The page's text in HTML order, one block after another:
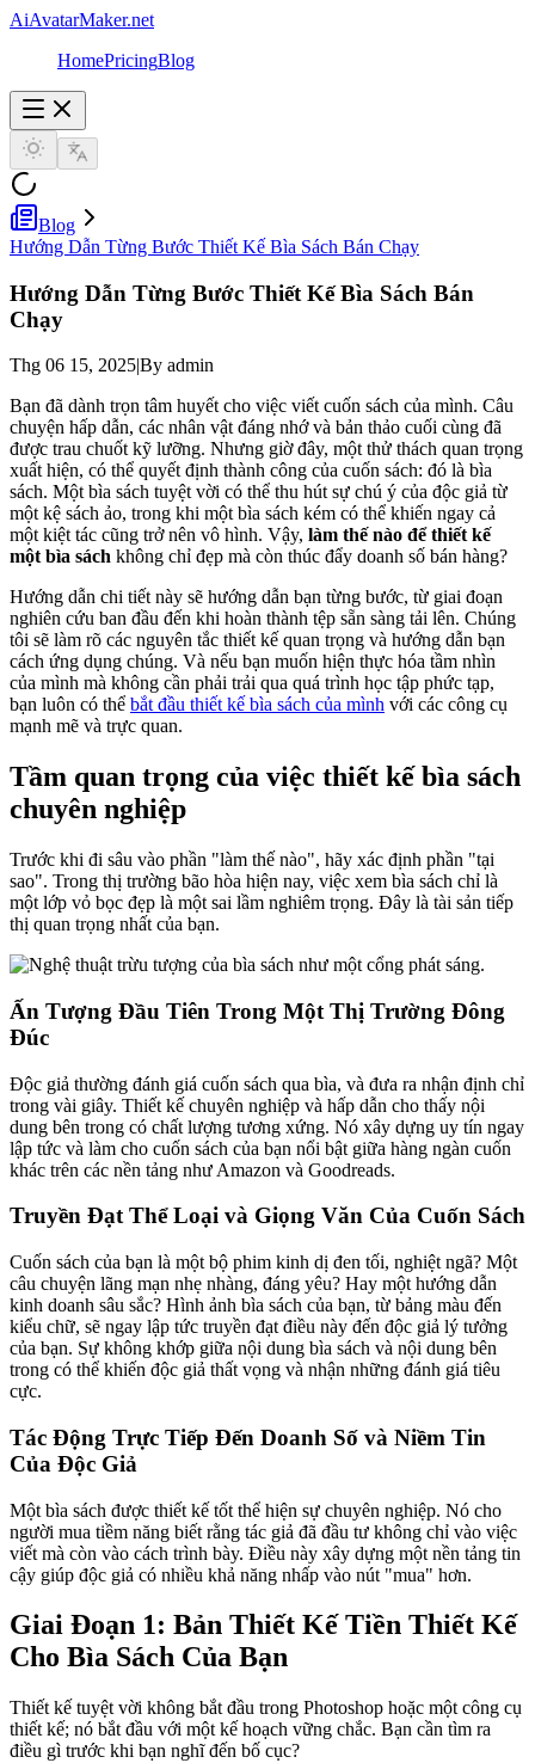
AiAvatarMaker.net
HomePricingBlog
Blog
Hướng Dẫn Từng Bước Thiết Kế Bìa Sách Bán Chạy
Hướng Dẫn Từng Bước Thiết Kế Bìa Sách Bán
Chạy
Thg 06 15, 2025|By admin
Bạn đã dành trọn tâm huyết cho việc viết cuốn sách của mình. Câu
chuyện hấp dẫn, các nhân vật đáng nhớ và bản thảo cuối cùng đã
được trau chuốt kỹ lưỡng. Nhưng giờ đây, một thử thách quan trọng
xuất hiện, có thể quyết định thành công của cuốn sách: đó là bìa
sách. Một bìa sách tuyệt vời có thể thu hút sự chú ý của độc giả từ
một kệ sách ảo, trong khi một bìa sách kém có thể khiến ngay cả
một kiệt tác cũng trở nên vô hình. Vậy, làm thế nào để thiết kế
một bìa sách không chỉ đẹp mà còn thúc đẩy doanh số bán hàng?
Hướng dẫn chi tiết này sẽ hướng dẫn bạn từng bước, từ giai đoạn
nghiên cứu ban đầu đến khi hoàn thành tệp sẵn sàng tải lên. Chúng
tôi sẽ làm rõ các nguyên tắc thiết kế quan trọng và hướng dẫn bạn
cách ứng dụng chúng. Và nếu bạn muốn hiện thực hóa tầm nhìn
của mình mà không cần phải trải qua quá trình học tập phức tạp,
bạn luôn có thể bắt đầu thiết kế bìa sách của mình với các công cụ
mạnh mẽ và trực quan.
Tầm quan trọng của việc thiết kế bìa sách
chuyên nghiệp
Trước khi đi sâu vào phần "làm thế nào", hãy xác định phần "tại
sao". Trong thị trường bão hòa hiện nay, việc xem bìa sách chỉ là
một lớp vỏ bọc đẹp là một sai lầm nghiêm trọng. Đây là tài sản tiếp
thị quan trọng nhất của bạn.
Ấn Tượng Đầu Tiên Trong Một Thị Trường Đông
Đúc
Độc giả thường đánh giá cuốn sách qua bìa, và đưa ra nhận định chỉ
trong vài giây. Thiết kế chuyên nghiệp và hấp dẫn cho thấy nội
dung bên trong có chất lượng tương xứng. Nó xây dựng uy tín ngay
lập tức và làm cho cuốn sách của bạn nổi bật giữa hàng ngàn cuốn
khác trên các nền tảng như Amazon và Goodreads.
Truyền Đạt Thể Loại và Giọng Văn Của Cuốn Sách
Cuốn sách của bạn là một bộ phim kinh dị đen tối, nghiệt ngã? Một
câu chuyện lãng mạn nhẹ nhàng, đáng yêu? Hay một hướng dẫn
kinh doanh sâu sắc? Hình ảnh bìa sách của bạn, từ bảng màu đến
kiểu chữ, sẽ ngay lập tức truyền đạt điều này đến độc giả lý tưởng
của bạn. Sự không khớp giữa nội dung bìa sách và nội dung bên
trong có thể khiến độc giả thất vọng và nhận những đánh giá tiêu
cực.
Tác Động Trực Tiếp Đến Doanh Số và Niềm Tin
Của Độc Giả
Một bìa sách được thiết kế tốt thể hiện sự chuyên nghiệp. Nó cho
người mua tiềm năng biết rằng tác giả đã đầu tư không chỉ vào việc
viết mà còn vào cách trình bày. Điều này xây dựng một nền tảng tin
cậy giúp độc giả có nhiều khả năng nhấp vào nút "mua" hơn.
Giai Đoạn 1: Bản Thiết Kế Tiền Thiết Kế
Cho Bìa Sách Của Bạn
Thiết kế tuyệt vời không bắt đầu trong Photoshop hoặc một công cụ
thiết kế; nó bắt đầu với một kế hoạch vững chắc. Bạn cần tìm ra
điều gì trước khi bạn nghĩ đến bố cục?